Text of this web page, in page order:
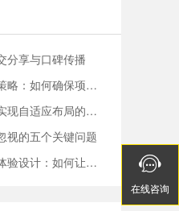
分享与口碑传播
确保项目顺利进行？
应布局的技巧与实践
视的五个关键问题
何让您的网站更容易使用

在线咨询

在线咨询